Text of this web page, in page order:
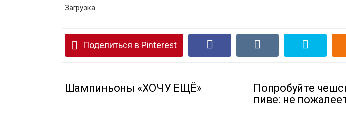
Загрузка...
Поделиться в Pinterest
Шампиньоны «ХОЧУ ЕЩЁ»
Попробуйте
пиве: не